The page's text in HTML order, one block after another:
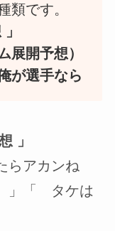
類です。
開予想）
が選手なら
」
アカンね
」「 タケは